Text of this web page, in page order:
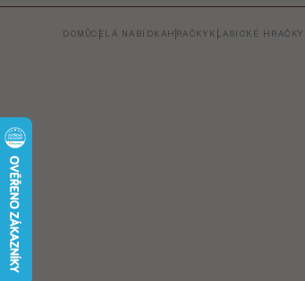
DOMŮCELÁ NABÍDKAHRAČKY KLASICKÉ HRAČKY